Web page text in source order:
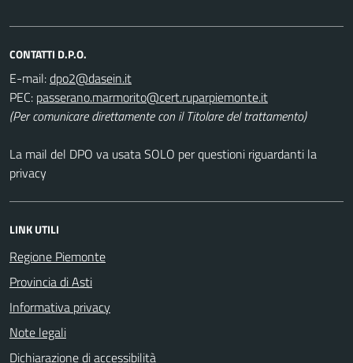
CONTATTI D.P.O.
E-mail:
PEC:
(Per comunicare direttamente con il Titolare del trattamento)
La mail del DPO va usata SOLO per questioni riguardanti la
privacy
LINK UTILI
Regione Piemonte
Provincia di Asti
Informativa privacy
Note legali
Dichiarazione di accessibilità